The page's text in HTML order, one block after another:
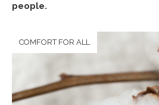
people.
COMFORT FOR ALL